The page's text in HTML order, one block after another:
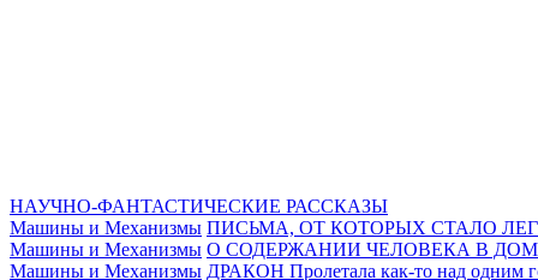
НАУЧНО-ФАНТАСТИЧЕСКИЕ РАССКАЗЫ
Машины и Механизмы ПИСЬМА, ОТ КОТОРЫХ СТАЛО
Машины и Механизмы О СОДЕРЖАНИИ ЧЕЛОВЕКА В
Машины и Механизмы ДРАКОН Пролетала как-то над одним